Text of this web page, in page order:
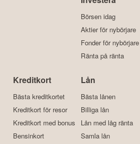
Börsen idag
Aktier för nybörjare
Fonder för nybörjare
Ränta på ränta
Kreditkort
Bästa kreditkortet
Kreditkort för resor
Kreditkort med bonus
Bensinkort
Lån
Bästa lånen
Billiga lån
Lån med låg ränta
Samla lån